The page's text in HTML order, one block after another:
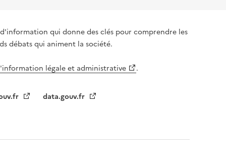
qui donne des clés pour comprendre les
débats qui animent la société.
légale et administrative .
data.gouv.fr